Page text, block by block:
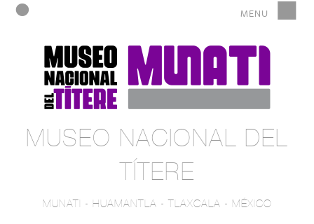
MUSEO NACIONAL DEL
TÍTERE
MUNATI - HUAMANTLA - TLAXCALA - MÉXICO